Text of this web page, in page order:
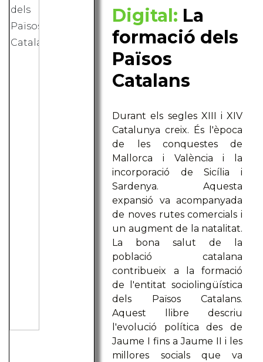
Digital: La
formació dels
Països
Catalans
Durant els segles XIII i XIV
Catalunya creix. És l'època
de les conquestes de
Mallorca i València i la
incorporació de Sicília i
Sardenya. Aquesta
expansió va acompanyada
de noves rutes comercials i
un augment de la natalitat.
La bona salut de la
població catalana
contribueix a la formació
de l'entitat sociolingüística
dels Països Catalans.
Aquest llibre descriu
l'evolució política des de
Jaume I fins a Jaume II i les
millores socials que va